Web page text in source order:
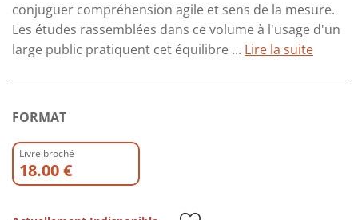
conjuguer compréhension agile et sens de la mesure.
Les études rassemblées dans ce volume à l'usage d'un
large public pratiquent cet équilibre ... Lire la suite
FORMAT
Livre broché
18.00 €